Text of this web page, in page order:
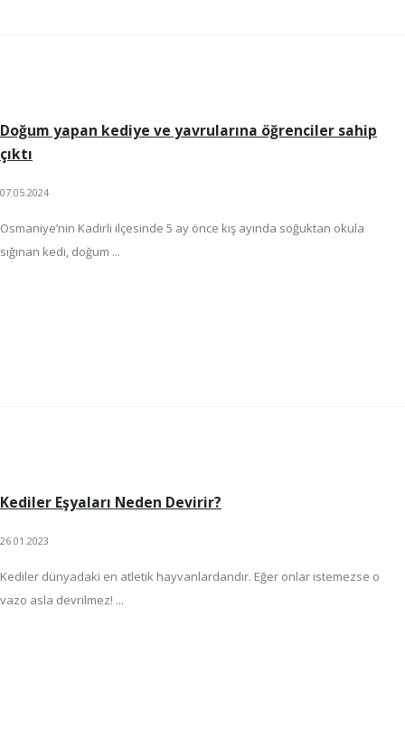
Doğum yapan kediye ve yavrularına öğrenciler sahip
çıktı
07.05.2024
Osmaniye’nin Kadirli ilçesinde 5 ay önce kış ayında soğuktan okula
sığınan kedi, doğum ...
Kediler Eşyaları Neden Devirir?
26.01.2023
Kediler dünyadaki en atletik hayvanlardandır. Eğer onlar istemezse o
vazo asla devrilmez! ...